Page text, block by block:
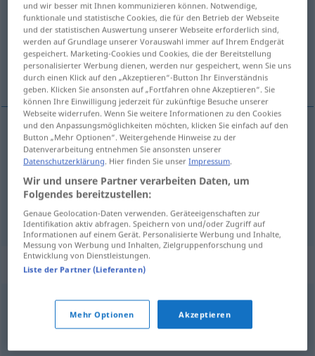
Übersicht aller Übersetzungen
(Für mehr Details die Übersetzung anklicken/antippen)
archaisch, altertümlich, veraltet
archaisch arcaico(≈ antiguo)
altertümlich arcaico(≈ antiguo)
veraltet arcaico(≈ anticuado)
Synonyme für "arcaico"
antiguo,vetusto,añoso remoto,añejo
und wir besser mit Ihnen kommunizieren können. Notwendige,
funktionale und statistische Cookies, die für den Betrieb der Webseite
und der statistischen Auswertung unserer Webseite erforderlich sind,
werden auf Grundlage unserer Vorauswahl immer auf Ihrem Endgerät
gespeichert. Marketing-Cookies und Cookies, die der Bereitstellung
personalisierter Werbung dienen, werden nur gespeichert, wenn Sie uns
durch einen Klick auf den „Akzeptieren“-Button Ihr Einverständnis
geben. Klicken Sie ansonsten auf „Fortfahren ohne Akzeptieren“. Sie
können Ihre Einwilligung jederzeit für zukünftige Besuche unserer
Webseite widerrufen. Wenn Sie weitere Informationen zu den Cookies
und den Anpassungsmöglichkeiten möchten, klicken Sie einfach auf den
Button „Mehr Optionen“. Weitergehende Hinweise zu der
Datenverarbeitung entnehmen Sie ansonsten unserer
Datenschutzerklärung. Hier finden Sie unserImpressum.
Wir und unsere Partner verarbeiten Daten, um
Folgendes bereitzustellen:
Genaue Geolocation-Daten verwenden. Geräteeigenschaften zur
Identifikation aktiv abfragen. Speichern von und/oder Zugriff auf
Informationen auf einem Gerät. Personalisierte Werbung und Inhalte,
Messung von Werbung und Inhalten, Zielgruppenforschung und
Entwicklung von Dienstleistungen.
Liste der Partner (Lieferanten)
Mehr Optionen Akzeptieren